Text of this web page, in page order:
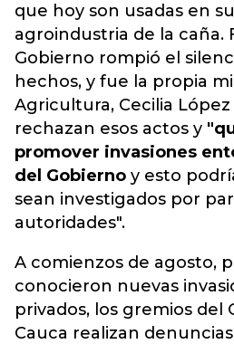
que hoy son usadas en
agroindustria de la caña.
Gobierno rompió el
hechos, y fue la propia
Agricultura, Cecilia
rechazan esos actos y
promover invasiones
del Gobierno y esto
sean investigados por
autoridades".
A comienzos de agosto,
conocieron nuevas
privados, los gremios del
Cauca realizan